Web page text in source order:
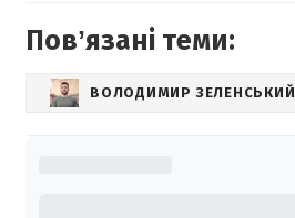
Повʼязані теми:
ВОЛОДИМИР ЗЕЛЕНСЬКИЙ